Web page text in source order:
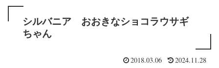
シルバニア おおきなショコラウサギ
ちゃん
2018.03.06 2024.11.28